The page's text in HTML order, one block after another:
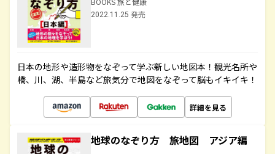
2022.11.25 発売
日本の地形や造形物をなぞって学ぶ新しい地図本！観光名所や
橋、川、湖、半島など旅気分で地図をなぞって脳もイキイキ！
詳細を見る
地球のなぞり方 旅地図 アジア編